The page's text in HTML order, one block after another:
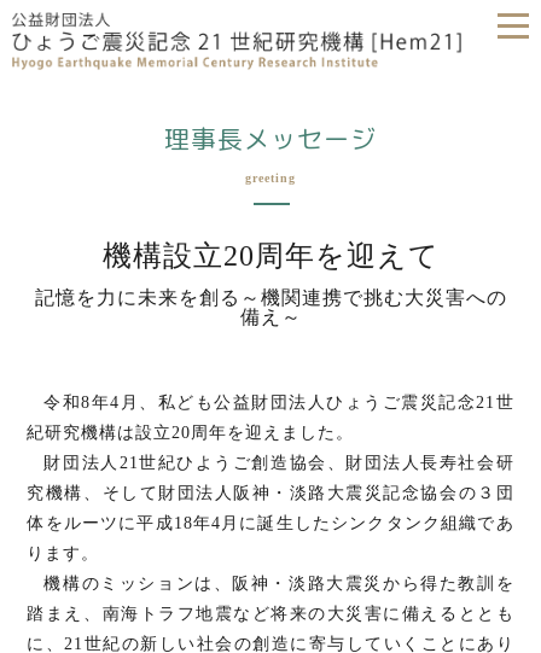
理事長メッセージ
greeting
機構設立20周年を迎えて
記憶を力に未来を創る～機関連携で挑む大災害への
備え～
令和8年4月、私ども公益財団法人ひょうご震災記念21世
紀研究機構は設立20周年を迎えました。
財団法人21世紀ひようご創造協会、財団法人長寿社会研
究機構、そして財団法人阪神・淡路大震災記念協会の３団
体をルーツに平成18年4月に誕生したシンクタンク組織であ
ります。
機構のミッションは、阪神・淡路大震災から得た教訓を
踏まえ、南海トラフ地震など将来の大災害に備えるととも
に、21世紀の新しい社会の創造に寄与していくことにあり